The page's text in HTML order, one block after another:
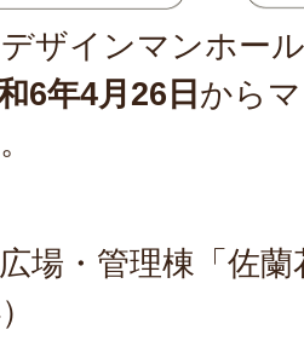
ザインマンホー
6年4月26日 から
場・管理棟「佐